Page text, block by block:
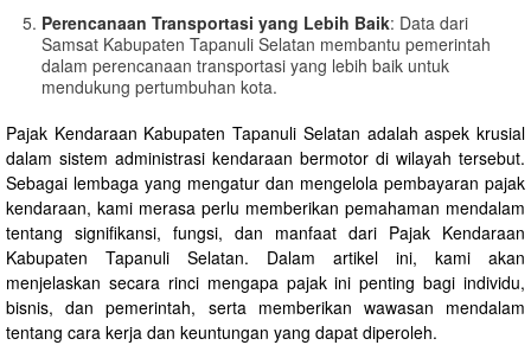
Perencanaan Transportasi yang Lebih Baik: Data dari
Samsat Kabupaten Tapanuli Selatan membantu pemerintah
dalam perencanaan transportasi yang lebih baik untuk
mendukung pertumbuhan kota.
Pajak Kendaraan Kabupaten Tapanuli Selatan adalah aspek krusial
dalam sistem administrasi kendaraan bermotor di wilayah tersebut.
Sebagai lembaga yang mengatur dan mengelola pembayaran pajak
kendaraan, kami merasa perlu memberikan pemahaman mendalam
tentang signifikansi, fungsi, dan manfaat dari Pajak Kendaraan
Kabupaten Tapanuli Selatan. Dalam artikel ini, kami akan
menjelaskan secara rinci mengapa pajak ini penting bagi individu,
bisnis, dan pemerintah, serta memberikan wawasan mendalam
tentang cara kerja dan keuntungan yang dapat diperoleh.